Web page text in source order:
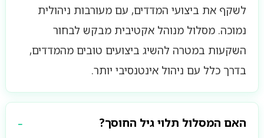
לשקף את ביצועי המדדים, עם מעורבות ניהולית
נמוכה. מסלול מנוהל אקטיבית מבקש לבחור
השקעות במטרה להשיג ביצועים טובים מהמדדים,
בדרך כלל עם ניהול אינטנסיבי יותר.
האם המסלול תלוי גיל החוסך?